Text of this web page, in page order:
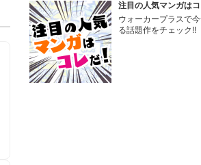
注目の人気マンガはコ
ウォーカープラスで
る話題作をチェック!!